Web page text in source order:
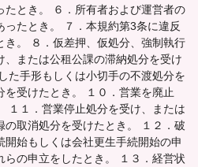
たとき。 ６．所有者および運営者の
たとき。 ７．本規約第3条に違反
き。 ８．仮差押、仮処分、強制執行
、または公租公課の滞納処分を受け
た手形もしくは小切手の不渡処分を
受けたとき。 １０．営業を廃止
１１．営業停止処分を受け、または
の取消処分を受けたとき。 １２．破
開始もしくは会社更生手続開始の申
らの申立をしたとき。 １３．経営状